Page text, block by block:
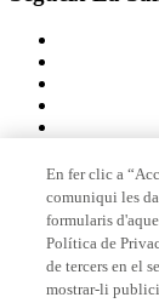
Membre de
En fer clic a
comuniqui les
formularis
Política de
de tercers en el
mostrar-li